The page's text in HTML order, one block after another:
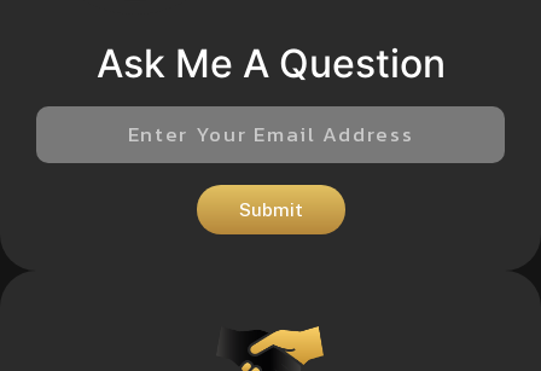
Ask Me A Question
Submit